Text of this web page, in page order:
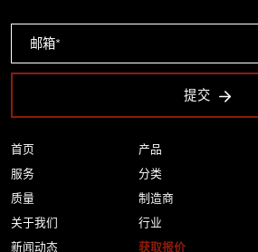
首页
服务
质量
关于我们
新闻动态
产品
分类
制造商
行业
获取报价
提交